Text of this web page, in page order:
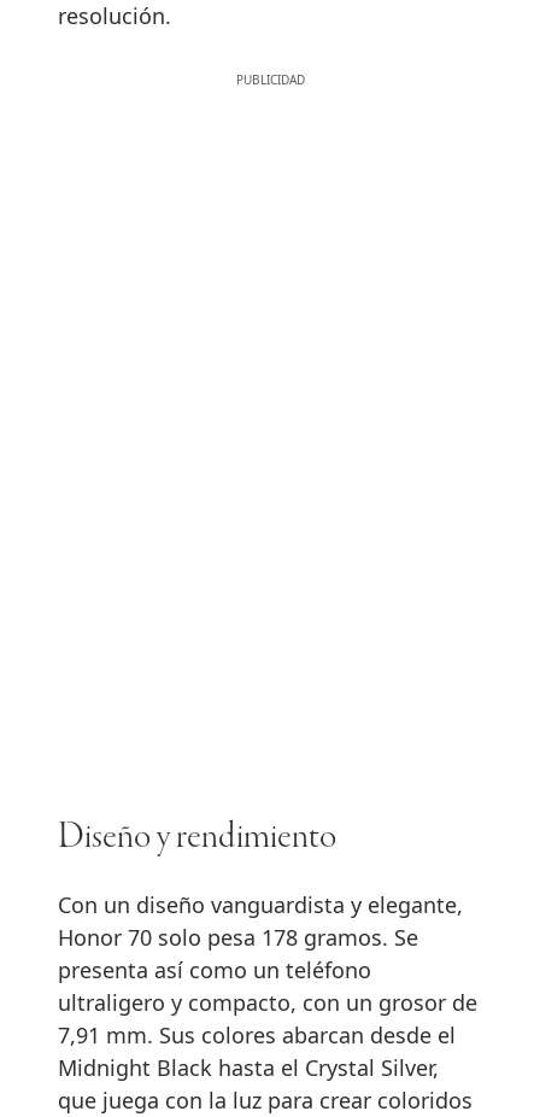
resolución.
Diseño y rendimiento
Con un diseño vanguardista y elegante,
Honor 70 solo pesa 178 gramos. Se
presenta así como un teléfono
ultraligero y compacto, con un grosor de
7,91 mm. Sus colores abarcan desde el
Midnight Black hasta el Crystal Silver,
que juega con la luz para crear coloridos